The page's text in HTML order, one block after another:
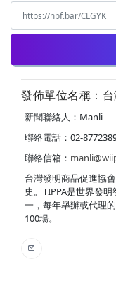
發佈單位名稱：
新聞聯絡人：Manli
聯絡電話：02-
聯絡信箱：
台灣發明商品促進協
史。TIPPA是世界發
一，每年舉辦或代理
100場。